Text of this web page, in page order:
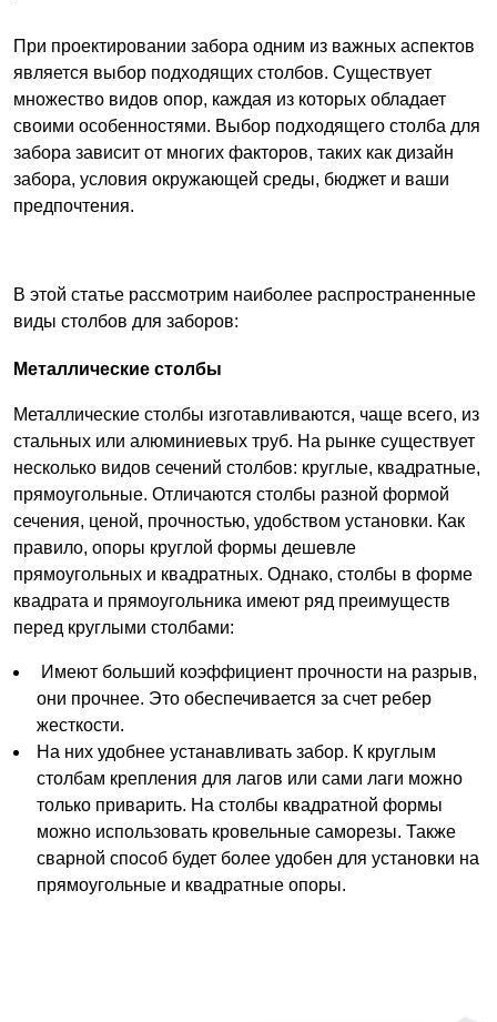
При проектировании забора одним из важных аспектов
является выбор подходящих столбов. Существует
множество видов опор, каждая из которых обладает
своими особенностями. Выбор подходящего столба для
забора зависит от многих факторов, таких как дизайн
забора, условия окружающей среды, бюджет и ваши
предпочтения.
В этой статье рассмотрим наиболее распространенные
виды столбов для заборов:
Металлические столбы
Металлические столбы изготавливаются, чаще всего, из
стальных или алюминиевых труб. На рынке существует
несколько видов сечений столбов: круглые, квадратные,
прямоугольные. Отличаются столбы разной формой
сечения, ценой, прочностью, удобством установки. Как
правило, опоры круглой формы дешевле
прямоугольных и квадратных. Однако, столбы в форме
квадрата и прямоугольника имеют ряд преимуществ
перед круглыми столбами:
Имеют больший коэффициент прочности на разрыв,
они прочнее. Это обеспечивается за счет ребер
жесткости.
На них удобнее устанавливать забор. К круглым
столбам крепления для лагов или сами лаги можно
только приварить. На столбы квадратной формы
можно использовать кровельные саморезы. Также
сварной способ будет более удобен для установки на
прямоугольные и квадратные опоры.